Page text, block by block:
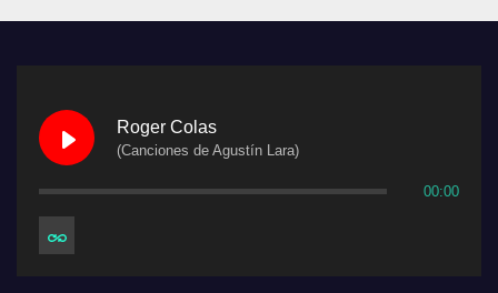
Roger Colas
(Canciones de Agustín Lara)
00:00